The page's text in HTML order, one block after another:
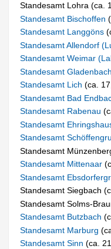
Standesamt Lohra (ca.
Standesamt Bischoffen
Standesamt Langgöns
Standesamt Allendorf
Standesamt Weimar
Standesamt
Standesamt Lich(ca.
Standesamt Bad
Standesamt Rabenau
Standesamt
Standesamt
Standesamt
Standesamt Mittenaar
Standesamt
Standesamt Siegbach
Standesamt Solms-
Standesamt Butzbach
Standesamt Marburg
Standesamt Sinn(ca.